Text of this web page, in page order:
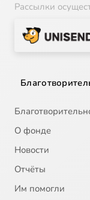
Рассылки
О фонде
Новости
Отчёты
Им помогли